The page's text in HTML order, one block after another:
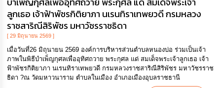
ลูกเธอ เจ้าฟ้าพัชรกิติยาภา นเรนทิราเทพยวดี กรมหลวง
ราชสาริณีสิริพัชร มหาวัชรราชธิดา
[ 29 มิถุนายน 2569 ]
เมื่อวันที่26 มิถุนายน 2569 องค์การบริหารส่วนตำบลหนองบ่อ ร่วมเป็นเจ้า
ภาพในพิธีบำเพ็ญกุศลเพื่ออุทิศถวาย พระกุศล แด่ สมเด็จพระเจ้าลูกเธอ เจ้า
ฟ้าพัชรกิติยาภา นเรนทิราเทพยวดี กรมหลวงราชสาริณีสิริพัชร มหาวัชรราช
ธิดา ?ณ วัดมหาวนาราม ตำบลในเมือง อำเภอเมืองอุบลราชธานี